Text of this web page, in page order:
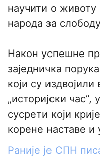
научити о
народа за
​Након успешне
заједничка
који су издвојили
„историјски
сусрети који
корене наставе и
Раније је СПН